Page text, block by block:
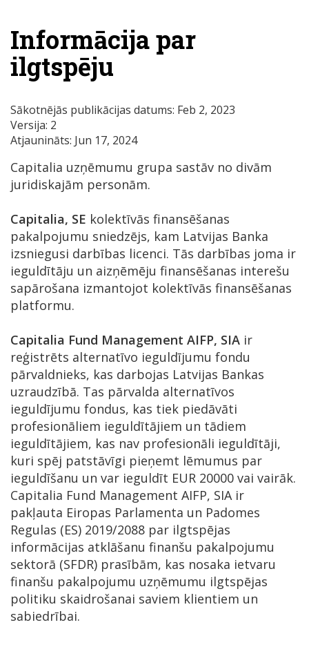
Informācija par
ilgtspēju
Sākotnējās publikācijas datums: Feb 2, 2023
Versija: 2
Atjaunināts: Jun 17, 2024
Capitalia uzņēmumu grupa sastāv no divām
juridiskajām personām.
Capitalia, SE kolektīvās finansēšanas
pakalpojumu sniedzējs, kam Latvijas Banka
izsniegusi darbības licenci. Tās darbības joma ir
ieguldītāju un aizņēmēju finansēšanas interešu
sapārošana izmantojot kolektīvās finansēšanas
platformu.
Capitalia Fund Management AIFP, SIA ir
reģistrēts alternatīvo ieguldījumu fondu
pārvaldnieks, kas darbojas Latvijas Bankas
uzraudzībā. Tas pārvalda alternatīvos
ieguldījumu fondus, kas tiek piedāvāti
profesionāliem ieguldītājiem un tādiem
ieguldītājiem, kas nav profesionāli ieguldītāji,
kuri spēj patstāvīgi pieņemt lēmumus par
ieguldīšanu un var ieguldīt EUR 20000 vai vairāk.
Capitalia Fund Management AIFP, SIA ir
pakļauta Eiropas Parlamenta un Padomes
Regulas (ES) 2019/2088 par ilgtspējas
informācijas atklāšanu finanšu pakalpojumu
sektorā (SFDR) prasībām, kas nosaka ietvaru
finanšu pakalpojumu uzņēmumu ilgtspējas
politiku skaidrošanai saviem klientiem un
sabiedrībai.